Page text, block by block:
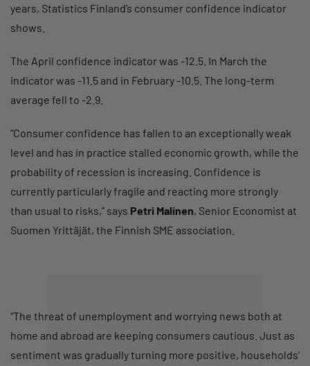
years, Statistics Finland’s consumer confidence indicator
shows.
The April confidence indicator was -12.5. In March the
indicator was -11.5 and in February -10.5. The long-term
average fell to -2.9.
“Consumer confidence has fallen to an exceptionally weak
level and has in practice stalled economic growth, while the
probability of recession is increasing. Confidence is
currently particularly fragile and reacting more strongly
than usual to risks,” says Petri Malinen, Senior Economist at
Suomen Yrittäjät, the Finnish SME association.
“The threat of unemployment and worrying news both at
home and abroad are keeping consumers cautious. Just as
sentiment was gradually turning more positive, households’